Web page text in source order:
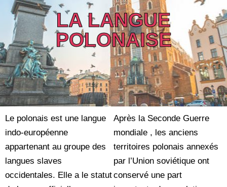
LA LANGUE
POLONAISE
Le polonais est une langue
indo-européenne
appartenant au groupe des
langues slaves
occidentales. Elle a le statut
Après la Seconde Guerre
mondiale , les anciens
territoires polonais annexés
par l’Union soviétique ont
conservé une part